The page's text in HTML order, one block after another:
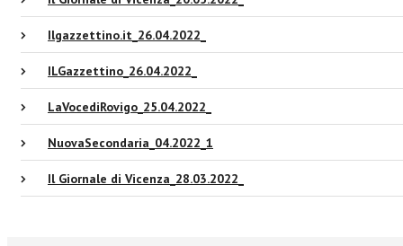
Ilgazzettino.it_26.04.2022_
ILGazzettino_26.04.2022_
LaVocediRovigo_25.04.2022_
NuovaSecondaria_04.2022_1
Il Giornale di Vicenza_28.03.2022_